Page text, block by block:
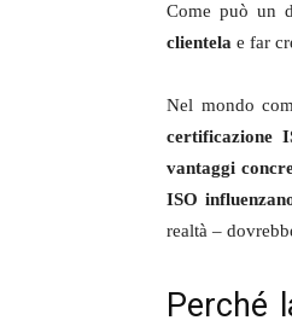
Come può un
clientela e far
Nel mondo
certificazione
vantaggi
ISO
realtà –
Perché